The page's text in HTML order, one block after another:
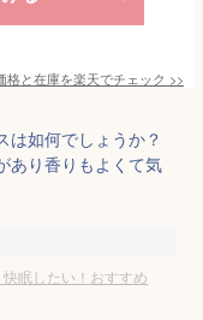
格と在庫を楽天でチェック >>
は如何でしょうか？
あり香りもよくて気
眠したい！おすすめ